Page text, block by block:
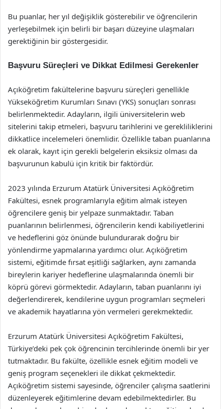
Bu puanlar, her yıl değişiklik gösterebilir ve öğrencilerin
yerleşebilmek için belirli bir başarı düzeyine ulaşmaları
gerektiğinin bir göstergesidir.
Başvuru Süreçleri ve Dikkat Edilmesi Gerekenler
Açıköğretim fakültelerine başvuru süreçleri genellikle
Yükseköğretim Kurumları Sınavı (YKS) sonuçları sonrası
belirlenmektedir. Adayların, ilgili üniversitelerin web
sitelerini takip etmeleri, başvuru tarihlerini ve gerekliliklerini
dikkatlice incelemeleri önemlidir. Özellikle taban puanlarına
ek olarak, kayıt için gerekli belgelerin eksiksiz olması da
başvurunun kabulü için kritik bir faktördür.
2023 yılında Erzurum Atatürk Üniversitesi Açıköğretim
Fakültesi, esnek programlarıyla eğitim almak isteyen
öğrencilere geniş bir yelpaze sunmaktadır. Taban
puanlarının belirlenmesi, öğrencilerin kendi kabiliyetlerini
ve hedeflerini göz önünde bulundurarak doğru bir
yönlendirme yapmalarına yardımcı olur. Açıköğretim
sistemi, eğitimde fırsat eşitliği sağlarken, aynı zamanda
bireylerin kariyer hedeflerine ulaşmalarında önemli bir
köprü görevi görmektedir. Adayların, taban puanlarını iyi
değerlendirerek, kendilerine uygun programları seçmeleri
ve akademik hayatlarına yön vermeleri gerekmektedir.
Erzurum Atatürk Üniversitesi Açıköğretim Fakültesi,
Türkiye’deki pek çok öğrencinin tercihlerinde önemli bir yer
tutmaktadır. Bu fakülte, özellikle esnek eğitim modeli ve
geniş program seçenekleri ile dikkat çekmektedir.
Açıköğretim sistemi sayesinde, öğrenciler çalışma saatlerini
düzenleyerek eğitimlerine devam edebilmektedirler. Bu